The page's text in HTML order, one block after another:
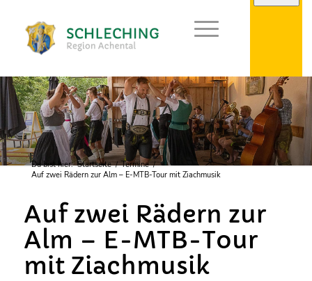
Du bist hier: Startseite / Termine /
Auf zwei Rädern zur Alm – E-MTB-Tour mit Ziachmusik
Auf zwei Rädern zur
Alm – E-MTB-Tour
mit Ziachmusik